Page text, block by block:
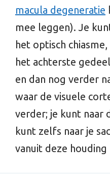
macula degeneratie
mee leggen). Je
het optisch
het achterste
en dan nog verder
waar de visuele
verder; je kunt naar
kunt zelfs naar je
vanuit deze houding